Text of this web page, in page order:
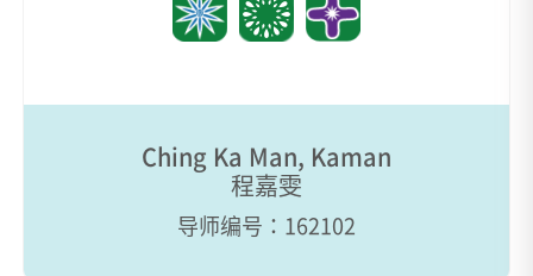
Ching Ka Man, Kaman
程嘉雯
导师编号：162102